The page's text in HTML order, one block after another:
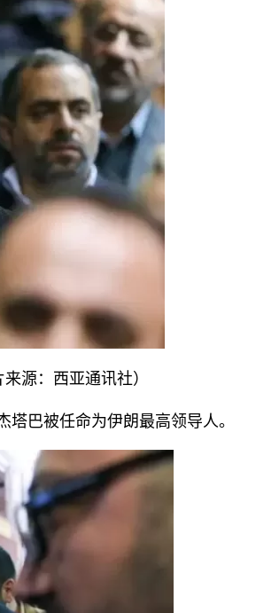
源：西亚通讯社）
巴被任命为伊朗最高领导人。